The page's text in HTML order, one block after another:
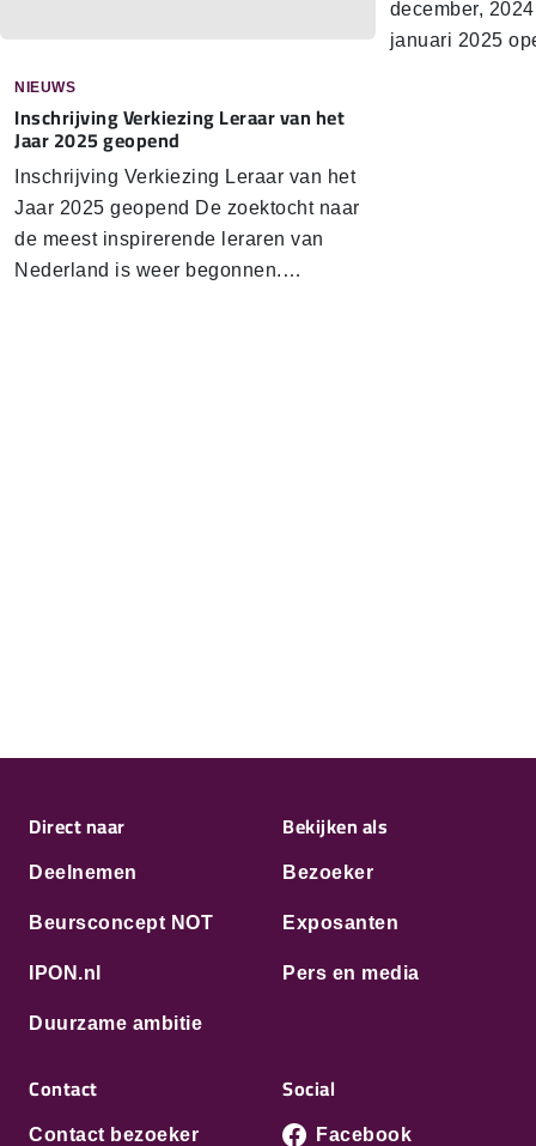
NIEUWS
In­schrij­ving Verkiezing Leraar van het
Jaar 2025 geopend
In­schrij­ving Verkiezing Leraar van het
Jaar 2025 geopend De zoektocht naar
de meest inspirerende leraren van
Nederland is weer begonnen.…
december,
januari 2025
Direct naar
Deelnemen
Beursconcept NOT
IPON.nl
Duurzame ambitie
Bekijken als
Bezoeker
Exposanten
Pers en media
Contact
Contact bezoeker
Social
Facebook